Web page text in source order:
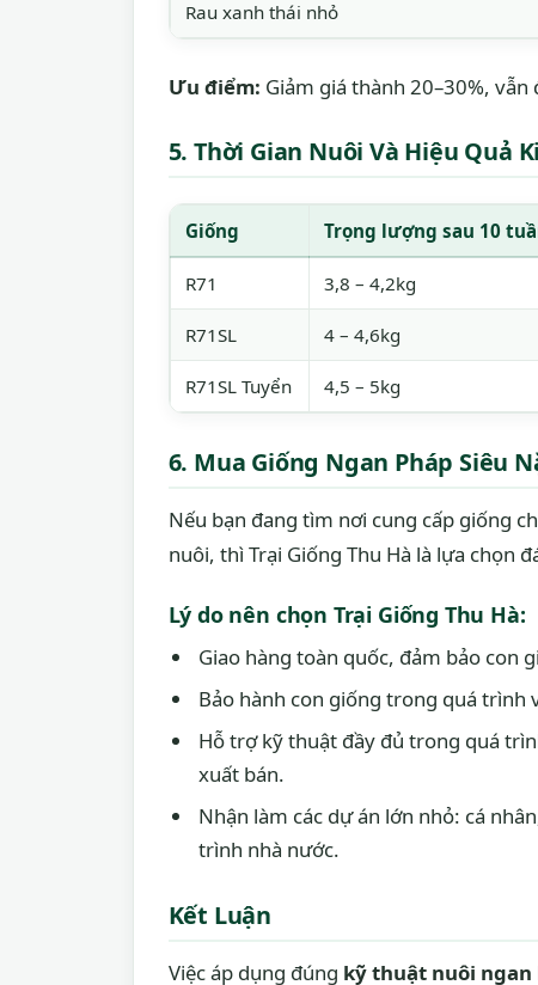
Rau xanh thái nhỏ
Ưu điểm: Giảm giá thành 20–30%,
5. Thời Gian Nuôi Và Hiệu Quả
Giống Trọng lượng sau 10
R71 3,8 – 4,2kg
R71SL 4 – 4,6kg
R71SL Tuyển 4,5 – 5kg
6. Mua Giống Ngan Pháp Siêu
Nếu bạn đang tìm nơi cung cấp giống
nuôi, thì Trại Giống Thu Hà là lựa chọn
Lý do nên chọn Trại Giống Thu Hà:
Giao hàng toàn quốc, đảm bảo con
Bảo hành con giống trong quá trình
Hỗ trợ kỹ thuật đầy đủ trong quá
xuất bán.
Nhận làm các dự án lớn nhỏ: cá
trình nhà nước.
Kết Luận
Việc áp dụng đúng kỹ thuật nuôi ngan